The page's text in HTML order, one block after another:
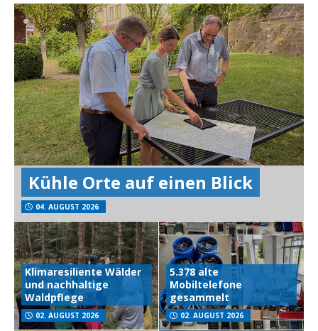
Kühle Orte auf einen Blick
04. AUGUST 2026
Klimaresiliente Wälder
und nachhaltige
Waldpflege
02. AUGUST 2026
5.378 alte
Mobiltelefone
gesammelt
02. AUGUST 2026